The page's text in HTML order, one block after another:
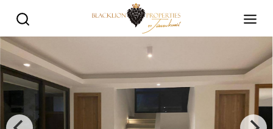
West Village | Villa 4 Habs - Black Lion Properties